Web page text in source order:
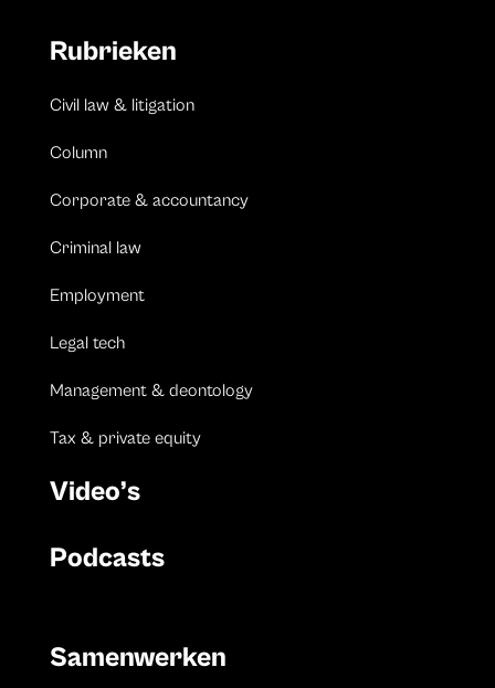
Rubrieken
Civil law & litigation
Column
Corporate & accountancy
Criminal law
Employment
Legal tech
Management & deontology
Tax & private equity
Video’s
Podcasts
Samenwerken